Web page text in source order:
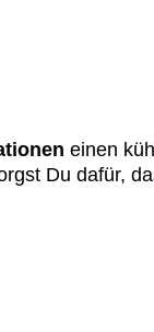
einen
Du dafür,